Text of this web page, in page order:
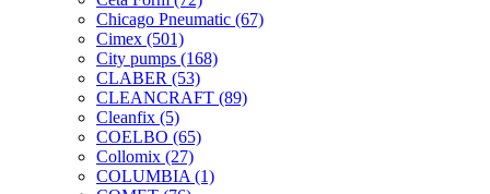
Chicago Pneumatic (67)
Cimex (501)
City pumps (168)
CLABER (53)
CLEANCRAFT (89)
Cleanfix (5)
COELBO (65)
Collomix (27)
COLUMBIA (1)